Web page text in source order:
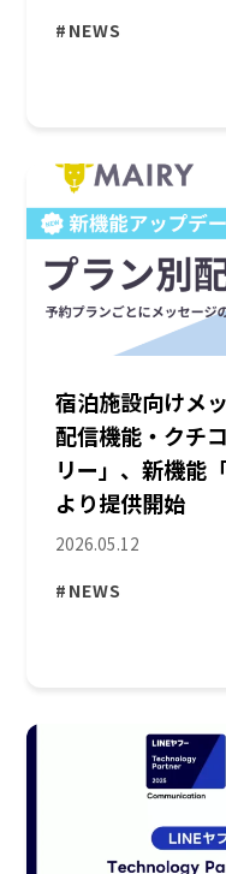
#NEWS
宿泊施設向けメ
配信機能・クチ
リー」、新機能
より提供開始
2026.05.12
#NEWS